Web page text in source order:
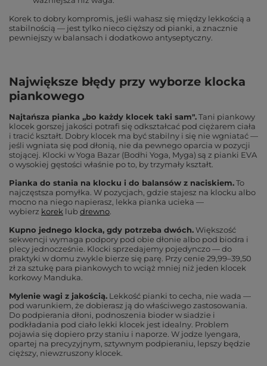
Korek to dobry kompromis, jeśli wahasz się między lekkością a
stabilnością — jest tylko nieco cięższy od pianki, a znacznie
pewniejszy w balansach i dodatkowo antyseptyczny.
Największe błędy przy wyborze klocka
piankowego
Najtańsza pianka „bo każdy klocek taki sam".Tani piankowy
klocek gorszej jakości potrafi się odkształcać pod ciężarem ciała
i tracić kształt. Dobry klocek ma być stabilny i się nie wgniatać —
jeśli wgniata się pod dłonią, nie da pewnego oparcia w pozycji
stojącej. Klocki w Yoga Bazar (Bodhi Yoga, Myga) są z pianki EVA
o wysokiej gęstości właśnie po to, by trzymały kształt.
Pianka do stania na klocku i do balansów z naciskiem.To
najczęstsza pomyłka. W pozycjach, gdzie stajesz na klocku albo
mocno na niego napierasz, lekka pianka ucieka —
wybierz korek lub drewno.
Kupno jednego klocka, gdy potrzeba dwóch.Większość
sekwencji wymaga podpory pod obie dłonie albo pod biodra i
plecy jednocześnie. Klocki sprzedajemy pojedynczo — do
praktyki w domu zwykle bierze się parę. Przy cenie 29,99–39,50
zł za sztukę para piankowych to wciąż mniej niż jeden klocek
korkowy Manduka.
Mylenie wagi z jakością. Lekkość pianki to cecha, nie wada —
pod warunkiem, że dobierasz ją do właściwego zastosowania.
Do podpierania dłoni, podnoszenia bioder w siadzie i
podkładania pod ciało lekki klocek jest idealny. Problem
pojawia się dopiero przy staniu i naporze. W jodze Iyengara,
opartej na precyzyjnym, sztywnym podpieraniu, lepszy będzie
cięższy, niewzruszony klocek.